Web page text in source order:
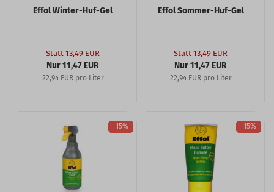
Effol Winter-Huf-Gel
Statt 13,49 EUR
Nur 11,47 EUR
22,94 EUR pro Liter
Effol Sommer-Huf-Gel
Statt 13,49 EUR
Nur 11,47 EUR
22,94 EUR pro Liter
-15% -15%